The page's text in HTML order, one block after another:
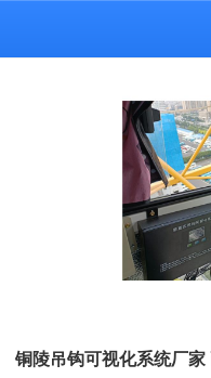
铜陵吊钩可视化系统厂